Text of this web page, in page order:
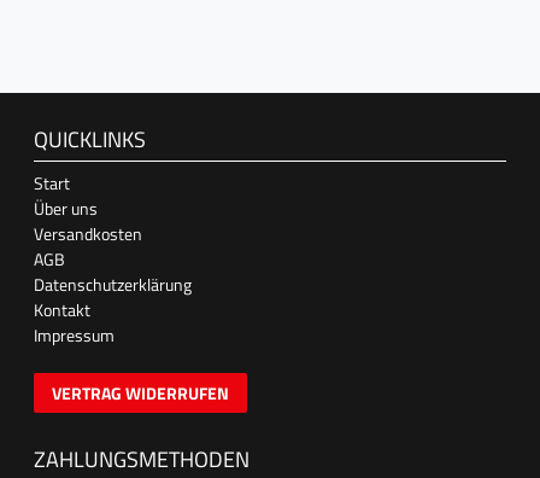
QUICKLINKS
Start
Über uns
Versandkosten
AGB
Datenschutzerklärung
Kontakt
Impressum
VERTRAG WIDERRUFEN
ZAHLUNGSMETHODEN